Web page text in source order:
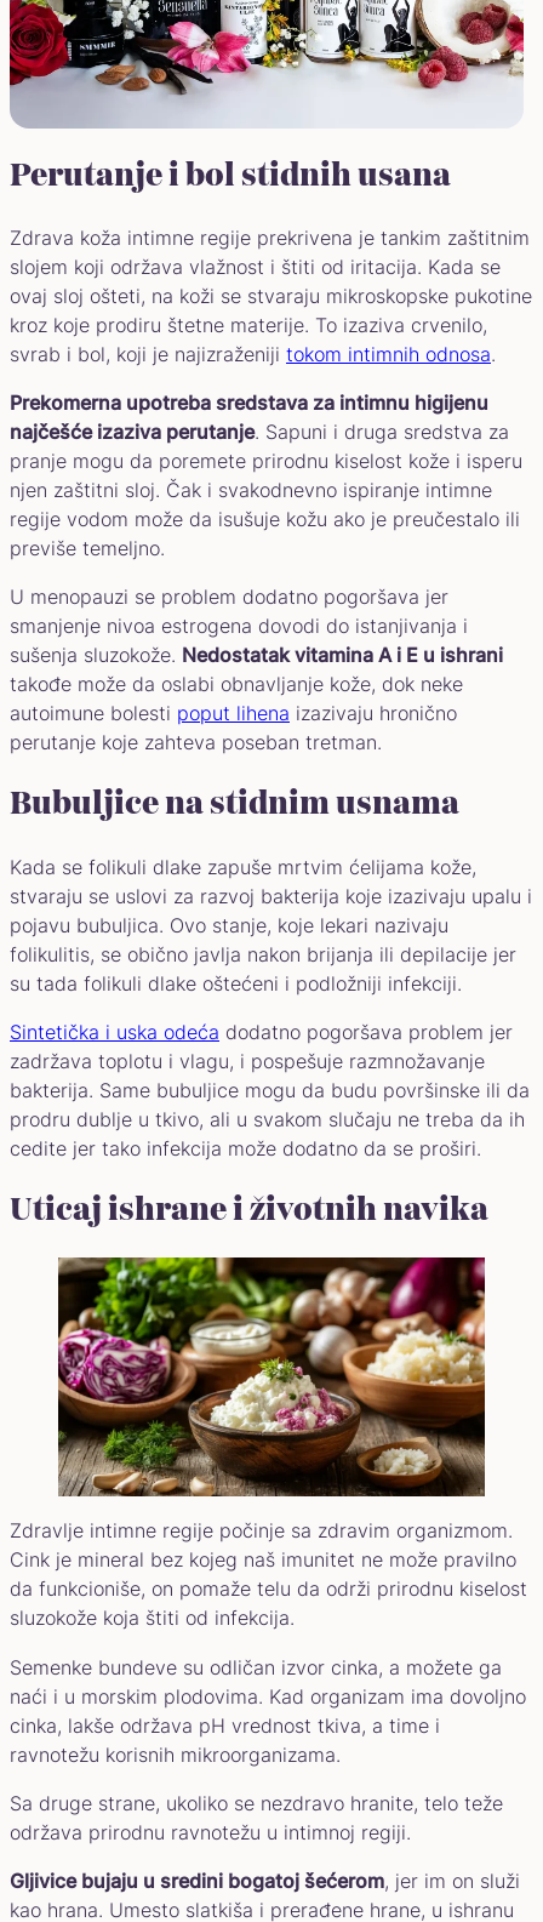
Perutanje i bol stidnih usana
Zdrava koža intimne regije prekrivena je tankim zaštitnim
slojem koji održava vlažnost i štiti od iritacija. Kada se
ovaj sloj ošteti, na koži se stvaraju mikroskopske pukotine
kroz koje prodiru štetne materije. To izaziva crvenilo,
svrab i bol, koji je najizraženiji tokom intimnih odnosa.
Prekomerna upotreba sredstava za intimnu higijenu
najčešće izaziva perutanje. Sapuni i druga sredstva za
pranje mogu da poremete prirodnu kiselost kože i isperu
njen zaštitni sloj. Čak i svakodnevno ispiranje intimne
regije vodom može da isušuje kožu ako je preučestalo ili
previše temeljno.
U menopauzi se problem dodatno pogoršava jer
smanjenje nivoa estrogena dovodi do istanjivanja i
sušenja sluzokože. Nedostatak vitamina A i E u ishrani
takođe može da oslabi obnavljanje kože, dok neke
autoimune bolesti poput lihena izazivaju hronično
perutanje koje zahteva poseban tretman.
Bubuljice na stidnim usnama
Kada se folikuli dlake zapuše mrtvim ćelijama kože,
stvaraju se uslovi za razvoj bakterija koje izazivaju upalu i
pojavu bubuljica. Ovo stanje, koje lekari nazivaju
folikulitis, se obično javlja nakon brijanja ili depilacije jer
su tada folikuli dlake oštećeni i podložniji infekciji.
Sintetička i uska odeća dodatno pogoršava problem jer
zadržava toplotu i vlagu, i pospešuje razmnožavanje
bakterija. Same bubuljice mogu da budu površinske ili da
prodru dublje u tkivo, ali u svakom slučaju ne treba da ih
cedite jer tako infekcija može dodatno da se proširi.
Uticaj ishrane i životnih navika
Zdravlje intimne regije počinje sa zdravim organizmom.
Cink je mineral bez kojeg naš imunitet ne može pravilno
da funkcioniše, on pomaže telu da održi prirodnu kiselost
sluzokože koja štiti od infekcija.
Semenke bundeve su odličan izvor cinka, a možete ga
naći i u morskim plodovima. Kad organizam ima dovoljno
cinka, lakše održava pH vrednost tkiva, a time i
ravnotežu korisnih mikroorganizama.
Sa druge strane, ukoliko se nezdravo hranite, telo teže
održava prirodnu ravnotežu u intimnoj regiji.
Gljivice bujaju u sredini bogatoj šećerom, jer im on služi
kao hrana. Umesto slatkiša i prerađene hrane, u ishranu